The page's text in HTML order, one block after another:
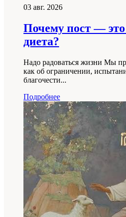
03 авг. 2026
Почему пост — это
диета?
Надо радоваться жизни Мы
как об ограничении,
благочести...
Подробнее